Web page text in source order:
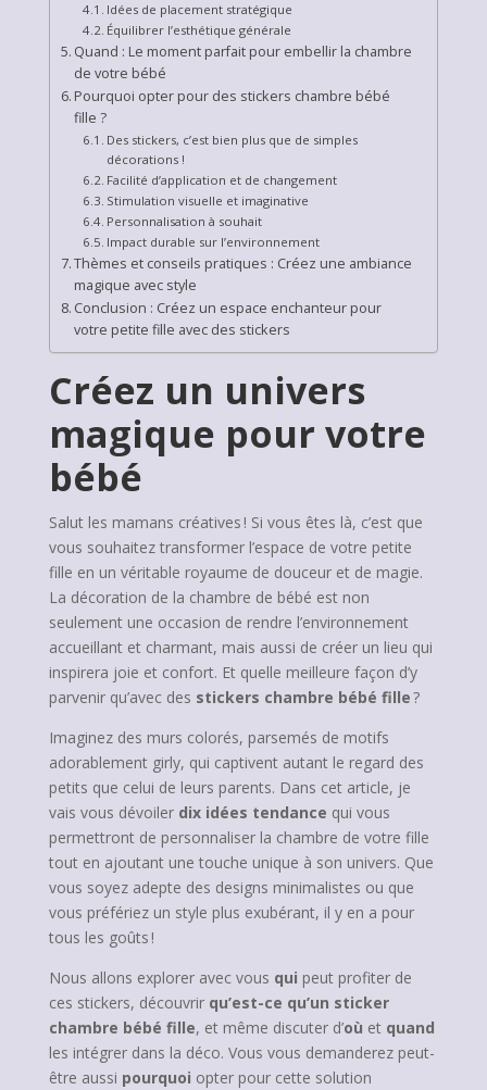
Idées de placement stratégique
Équilibrer l’esthétique générale
Quand : Le moment parfait pour embellir la chambre
de votre bébé
Pourquoi opter pour des stickers chambre bébé
fille ?
Des stickers, c’est bien plus que de simples
décorations !
Facilité d’application et de changement
Stimulation visuelle et imaginative
Personnalisation à souhait
Impact durable sur l’environnement
Thèmes et conseils pratiques : Créez une ambiance
magique avec style
Conclusion : Créez un espace enchanteur pour
votre petite fille avec des stickers
Créez un univers
magique pour votre
bébé
Salut les mamans créatives ! Si vous êtes là, c’est que
vous souhaitez transformer l’espace de votre petite
fille en un véritable royaume de douceur et de magie.
La décoration de la chambre de bébé est non
seulement une occasion de rendre l’environnement
accueillant et charmant, mais aussi de créer un lieu qui
inspirera joie et confort. Et quelle meilleure façon d’y
parvenir qu’avec des stickers chambre bébé fille?
Imaginez des murs colorés, parsemés de motifs
adorablement girly, qui captivent autant le regard des
petits que celui de leurs parents. Dans cet article, je
vais vous dévoiler dix idées tendance qui vous
permettront de personnaliser la chambre de votre fille
tout en ajoutant une touche unique à son univers. Que
vous soyez adepte des designs minimalistes ou que
vous préfériez un style plus exubérant, il y en a pour
tous les goûts !
Nous allons explorer avec vous qui peut profiter de
ces stickers, découvrir qu’est-ce qu’un sticker
chambre bébé fille, et même discuter d’où et quand
les intégrer dans la déco. Vous vous demanderez peut-
être aussi pourquoi opter pour cette solution